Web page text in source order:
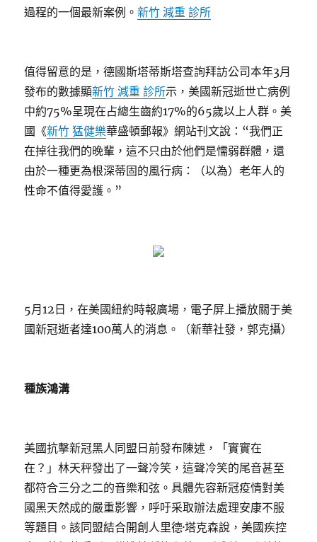
過程的一個最新案例。新竹 減重 診所
值得留意的是，德國斯塔蒂斯塔查詢拜訪公司本年3月
發布的數據顯新竹 減重 診所示，美國新冠逝世亡病例
中約75%呈現在占總生齒約17%的65歲以上人群。美
國《新竹 猛健樂華盛頓郵報》網站刊文說：“我們正
在掉往我們的晚輩，這不只由於他們是懦弱群體，還
由於一種更為根深蒂固的風行病：（以為）老年人的
性命不值得愛護。”
5月12日，在美國紐約時報廣場，電子屏上播放關于美
國新冠逝者達100萬人的消息。（新華社發，郭克攝）
種族鴻溝
美國抗擊新冠黑人同盟日前發布陳述，「實實在
在？」林天秤發出了一聲冷笑，這聲冷笑的尾音甚至
都符合三分之二的音樂和弦。具體先容新冠疫情對美
國黑天然成的嚴重影響，呼吁采取辦法處理安康不服
等題目。該同盟結合開創人里德·塔克森說，美國疾控